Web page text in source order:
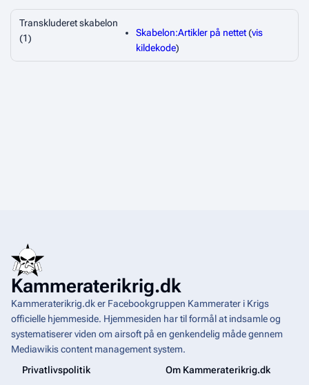
Transkluderet skabelon
(1)
Skabelon:Artikler på nettet(vis
kildekode)
Kammeraterikrig.dk
Kammeraterikrig.dk er Facebookgruppen Kammerater i Krigs
officielle hjemmeside. Hjemmesiden har til formål at indsamle og
systematiserer viden om airsoft på en genkendelig måde gennem
Mediawikiscontent management system.
Privatlivspolitik
Om Kammeraterikrig.dk